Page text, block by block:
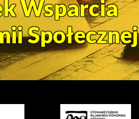
Wsparcia
Społecznej